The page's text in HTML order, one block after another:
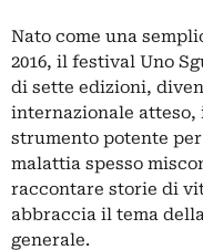
Nato come una
2016, il festival Uno
di sette edizioni,
internazionale
strumento potente
malattia spesso
raccontare storie di
abbraccia il tema
generale.